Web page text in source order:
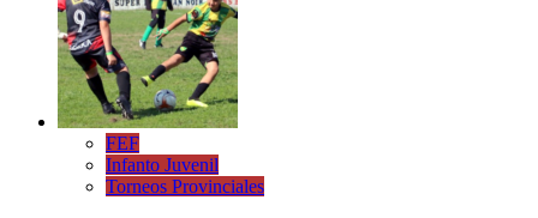
FEF
Infanto Juvenil
Torneos Provinciales